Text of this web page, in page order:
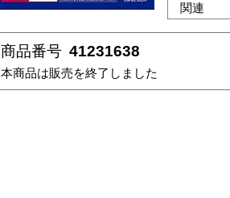
関連
商品番号 41231638
本商品は販売を終了しました